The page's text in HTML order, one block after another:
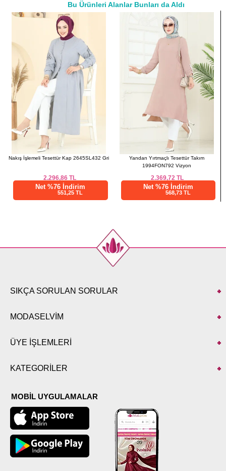
122
133
50
52
Bu Ürünleri Alanlar Bunları da Aldı
a>
Nakış İşlemeli Tesettür Kap 2645SL432 Gri
2.296,86TL
Net %76 İndirim
551,25 TL
Yandan Yırtmaçlı Tesettür Takım
1994FON792 Vizyon
2.369,72 TL
Net %76 İndirim
568,73 TL
SIKÇA SORULAN SORULAR
MODASELVİM
ÜYE İŞLEMLERİ
KATEGORİLER
MOBİL UYGULAMALAR